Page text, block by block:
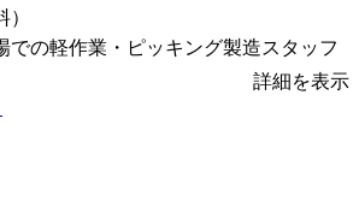
での軽作業・ピッキング製造スタッフ
詳細を表示